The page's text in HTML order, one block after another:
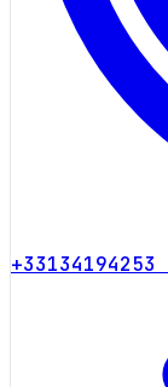
+33134194253